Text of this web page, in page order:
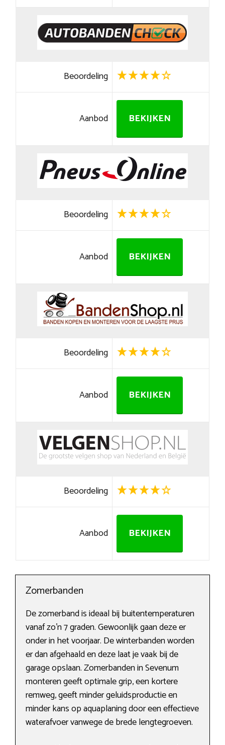
Beoordeling
Aanbod BEKIJKEN
Beoordeling
Aanbod BEKIJKEN
Beoordeling
Aanbod BEKIJKEN
Beoordeling
Aanbod BEKIJKEN
Zomerbanden
De zomerband is ideaal bij buitentemperaturen
vanaf zo’n 7 graden. Gewoonlijk gaan deze er
onder in het voorjaar. De winterbanden worden
er dan afgehaald en deze laat je vaak bij de
garage opslaan. Zomerbanden in Sevenum
monteren geeft optimale grip, een kortere
remweg, geeft minder geluidsproductie en
minder kans op aquaplaning door een effectieve
waterafvoer vanwege de brede lengtegroeven.